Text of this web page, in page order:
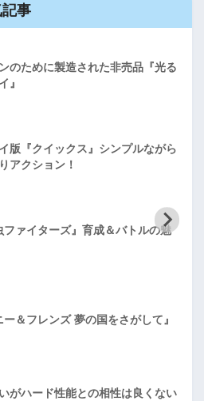
事
のために製造された非売品『光る
』
版『クイックス』シンプルながら
アクション！
ファイターズ』育成＆バトルの魅
＆フレンズ 夢の国をさがして』
がハード性能との相性は良くない